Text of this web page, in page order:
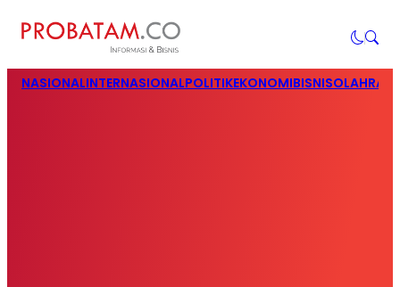
NASIONALINTERNASIONALPOLITIKEKONOMIBISNIS